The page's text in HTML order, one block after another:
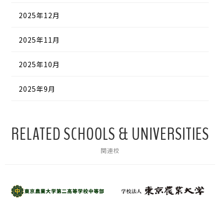
2025年12月
2025年11月
2025年10月
2025年9月
RELATED SCHOOLS & UNIVERSITIES
関連校